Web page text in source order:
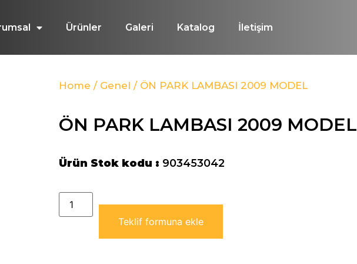
Ürünler Galeri Katalog İletişim
Home / Genel / ÖN PARK LAMBASI 2009 MODEL
ÖN PARK LAMBASI 2009 MODEL
Ürün Stok kodu : 903453042
Teklif formuna ekle